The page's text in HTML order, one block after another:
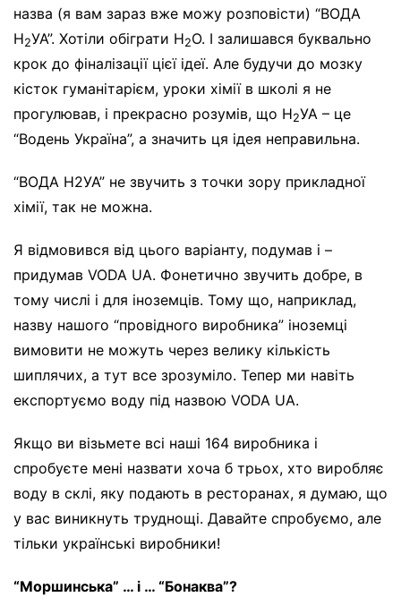
назва (я вам зараз вже можу розповісти) “ВОДА
Н2УА”. Хотіли обіграти Н2О. І залишався буквально
крок до фіналізації цієї ідеї. Але будучи до мозку
кісток гуманітарієм, уроки хімії в школі я не
прогулював, і прекрасно розумів, що Н2УА – це
“Водень Україна”, а значить ця ідея неправильна.
“ВОДА Н2УА” не звучить з точки зору прикладної
хімії, так не можна.
Я відмовився від цього варіанту, подумав і –
придумав VODA UA. Фонетично звучить добре, в
тому числі і для іноземців. Тому що, наприклад,
назву нашого “провідного виробника” іноземці
вимовити не можуть через велику кількість
шиплячих, а тут все зрозуміло. Тепер ми навіть
експортуємо воду під назвою VODA UA.
Якщо ви візьмете всі наші 164 виробника і
спробуєте мені назвати хоча б трьох, хто виробляє
воду в склі, яку подають в ресторанах, я думаю, що
у вас виникнуть труднощі. Давайте спробуємо, але
тільки українські виробники!
“Моршинська” … і … “Бонаква”?